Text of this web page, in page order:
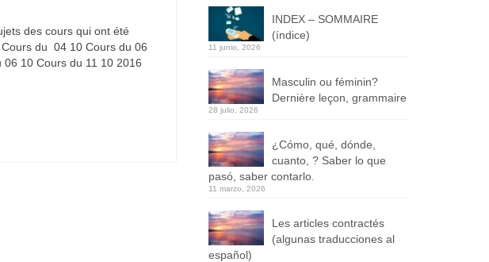
des cours qui ont été
du 04 10 Cours du 06
10 Cours du 11 10 2016
INDEX – SOMMAIRE
(índice)
11 junio, 2026
Masculin ou féminin?
Dernière leçon, grammaire
28 julio, 2026
¿Cómo, qué, dónde,
cuanto, ? Saber lo que
pasó, saber contarlo.
11 marzo, 2026
Les articles contractés
(algunas traducciones al
español)